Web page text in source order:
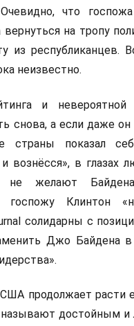
что
на тропу
из республиканцев.
неизвестно.
и невероятной
снова, а если даже он
страны показал
в глазах
не желают
госпожу Клинтон
солидарны с
Джо Байдена в
продолжает расти
достойным